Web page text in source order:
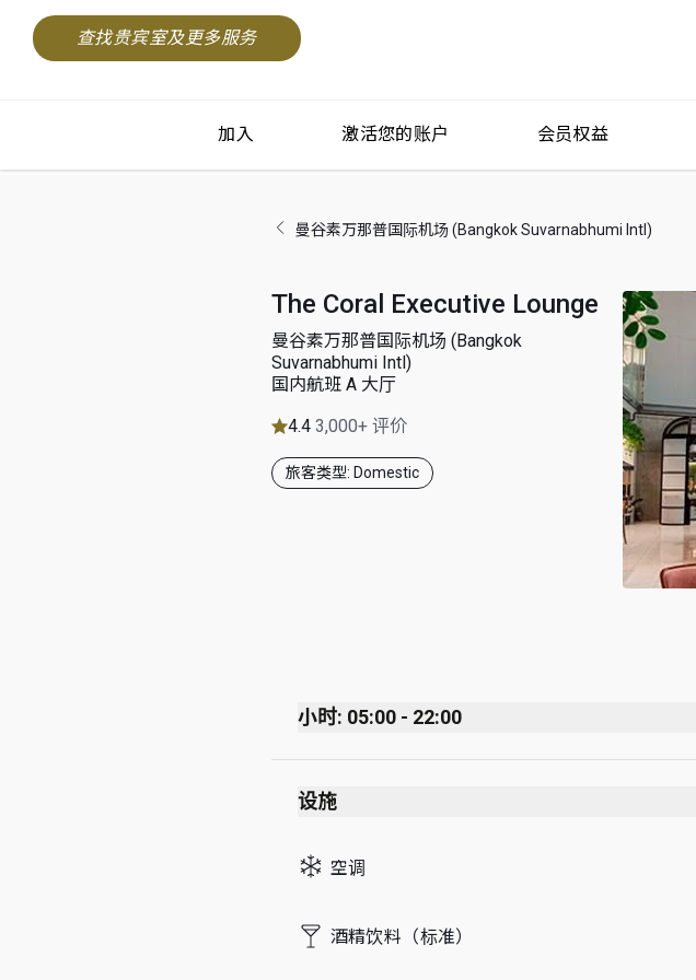
查找贵宾室及更多服务
加入 激活您的账户 会员权益
曼谷素万那普国际机场 (Bangkok Suvarnabhumi Intl)
The Coral Executive Lounge
曼谷素万那普国际机场 (Bangkok
Suvarnabhumi Intl)
国内航班 A 大厅
4.4 3,000+ 评价
旅客类型: Domestic
小时: 05:00 - 22:00
Monday
Tuesday
Thursday
Friday
设施
空调
酒精饮料（标准）